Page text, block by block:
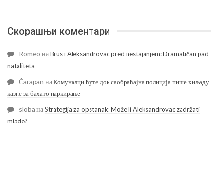
Скорашњи коментари
Romeo наBrus i Aleksandrovac pred nestajanjem: Dramatičan pad
nataliteta
Čarapan наКомуналци ћуте док саобраћајна полиција пише хиљаду
казне за бахато паркирање
sloba наStrategija za opstanak: Može li Aleksandrovac zadržati
mlade?